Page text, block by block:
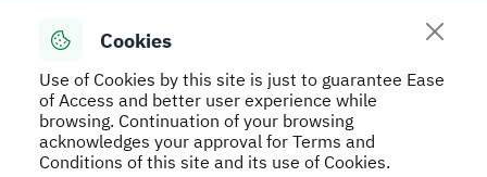
Cookies
Use of Cookies by this site is just to guarantee Ease
of Access and better user experience while
browsing. Continuation of your browsing
acknowledges your approval for Terms and
Conditions of this site and its use of Cookies.
Reach Tools
Secure Usage Policy Privacy Policy
Service Level